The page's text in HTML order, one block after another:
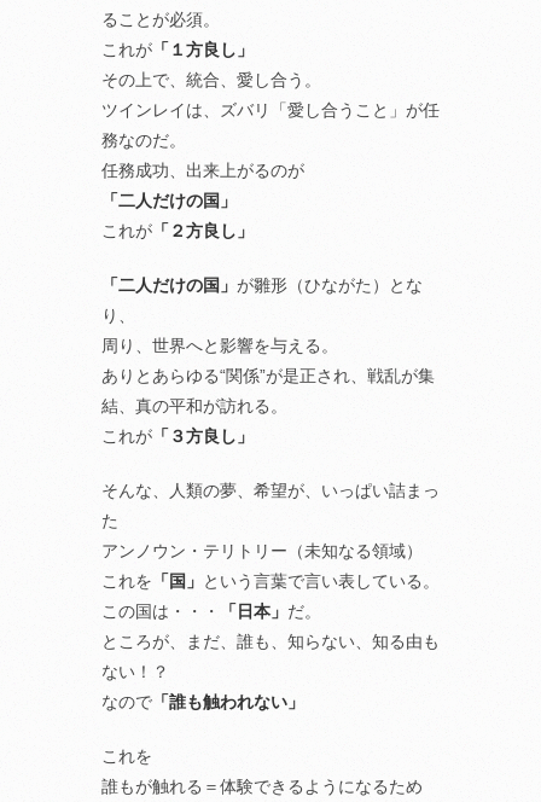
ることが必須。
これが 「１方良し」
その上で、統合、愛し合う。
ツインレイは、ズバリ「愛し合うこと」が任
務なのだ。
任務成功、出来上がるのが
「二人だけの国」
これが 「２方良し」
「二人だけの国」 が雛形（ひながた）とな
り、
周り、世界へと影響を与える。
ありとあらゆる“関係”が是正され、戦乱が集
結、真の平和が訪れる。
これが 「３方良し」
そんな、人類の夢、希望が、いっぱい詰まっ
た
アンノウン・テリトリー（未知なる領域）
これを 「国」 という言葉で言い表している。
この国は・・・
「日本」 だ。
ところが、まだ、誰も、知らない、知る由も
ない！？
なので 「誰も触われない」
これを
誰もが触れる＝体験できるようになるため